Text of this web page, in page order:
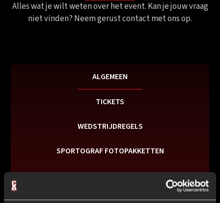
Alles wat je wilt weten over het event. Kan je jouw vraag
niet vinden? Neem gerust contact met ons op.
ALGEMEEN
TICKETS
WEDSTRIJDREGELS
SPORTOGRAF FOTOPAKKETTEN
PRAKTISCHE TIPS